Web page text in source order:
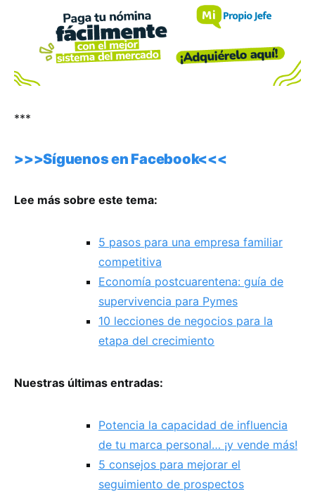
***
>>>Síguenos en Facebook<<<
Lee más sobre este tema:
5 pasos para una empresa familiar
competitiva
Economía postcuarentena: guía de
supervivencia para Pymes
10 lecciones de negocios para la
etapa del crecimiento
Nuestras últimas entradas:
Potencia la capacidad de influencia
de tu marca personal… ¡y vende más!
5 consejos para mejorar el
seguimiento de prospectos